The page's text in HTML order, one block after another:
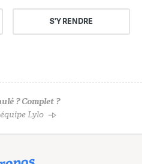
S'Y RENDRE
? Complet ?
Lylo